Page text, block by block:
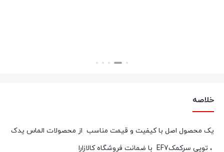
خلاصه
یک محصول اصل با کیفیت و قیمت مناسب از محصولات الماس یدک
، توپی سرکمکEF7 با ضمانت فروشگاه کالازارا